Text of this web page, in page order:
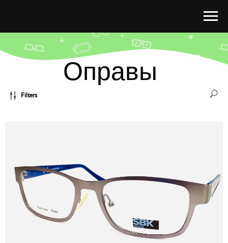
Оправы
Filters